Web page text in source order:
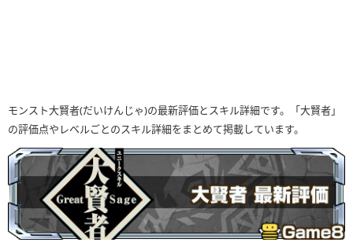
モンスト大賢者(だいけんじゃ)の最新評価とスキル詳細です。「大賢者」
の評価点やレベルごとのスキル詳細をまとめて掲載しています。